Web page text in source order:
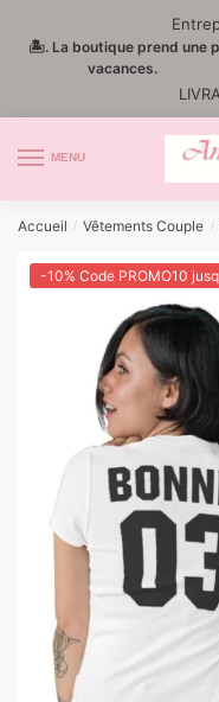
🏝️. La boutique prend une
MENU
Accueil / Vêtements Couple /
-10% Code PROMO10